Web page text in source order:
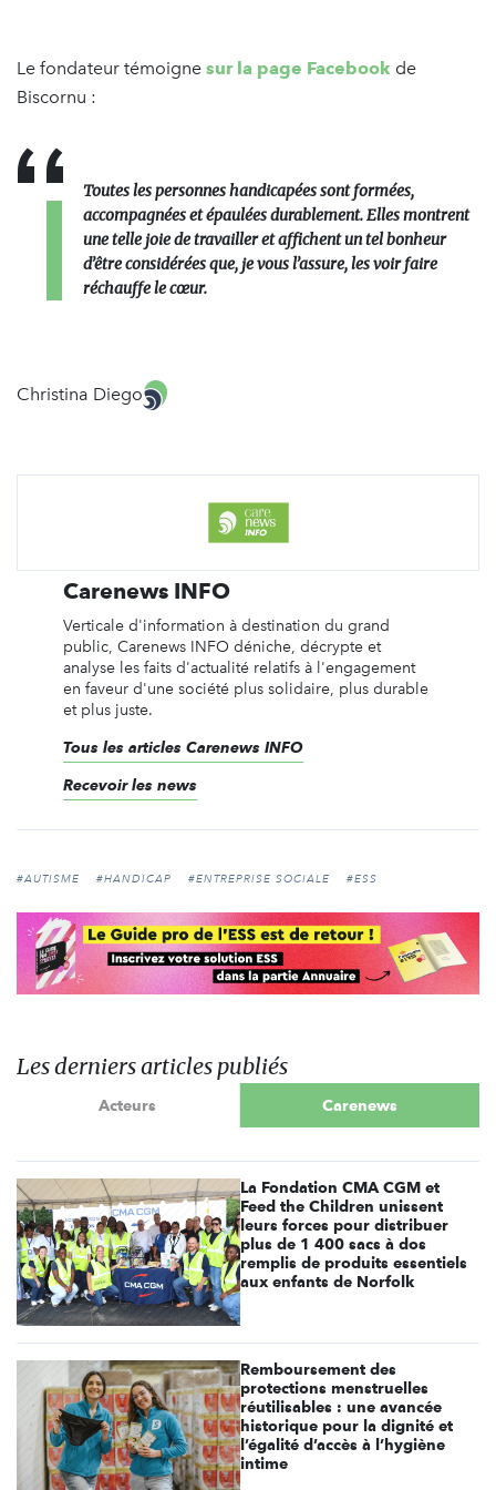
Le fondateur témoigne sur la page Facebook de
Biscornu :
Toutes les personnes handicapées sont formées,
accompagnées et épaulées durablement. Elles montrent
une telle joie de travailler et affichent un tel bonheur
d’être considérées que, je vous l’assure, les voir faire
réchauffe le cœur.
Christina Diego
Carenews INFO
Verticale d'information à destination du grand
public, Carenews INFO déniche, décrypte et
analyse les faits d'actualité relatifs à l'engagement
en faveur d'une société plus solidaire, plus durable
et plus juste.
Tous les articles Carenews INFO
Recevoir les news
#AUTISME #HANDICAP #ENTREPRISE SOCIALE #ESS
Les derniers articles publiés
Acteurs Carenews
La Fondation CMA CGM et
Feed the Children unissent
leurs forces pour distribuer
plus de 1 400 sacs à dos
remplis de produits essentiels
aux enfants de Norfolk
Remboursement des
protections menstruelles
réutilisables : une avancée
historique pour la dignité et
l’égalité d’accès à l’hygiène
intime